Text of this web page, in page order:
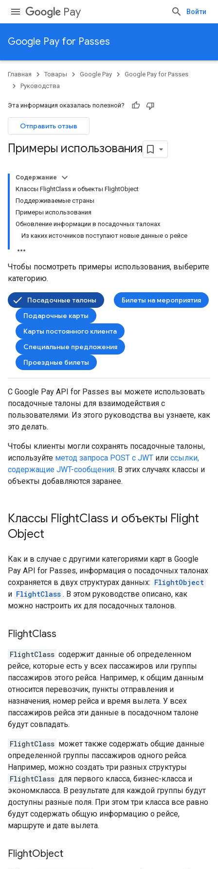
Pay Войти
Google Pay for Passes
Главная Товары Google Pay
Google Pay for Passes
Руководства
Эта информация оказалась полезной?
Отправить отзыв
Примеры использования
Содержание
Классы FlightClass и объекты FlightObject
Поддерживаемые страны
Примеры использования
Обновление информации в посадочных талонах
Из каких источников поступают новые данные о рейсе
Чтобы посмотреть примеры использования, выберите
категорию.
Посадочные талоны
Билеты на мероприятия
Подарочные карты
Карты постоянного клиента
Специальные предложения
Проездные билеты
С Google Pay API for Passes вы можете использовать
посадочные талоны для взаимодействия с
пользователями. Из этого руководства вы узнаете, как
это делать.
Чтобы клиенты могли сохранять посадочные талоны,
используйте метод запроса POST с JWT или ссылки,
содержащие JWT-сообщения. В этих случаях классы и
объекты добавляются заранее.
Классы FlightClass и объекты Flight
Object
Как и в случае с другими категориями карт в Google
Pay API for Passes, информация о посадочных талонах
сохраняется в двух структурах данных: FlightObject
и FlightClass . В этом руководстве описано, как
можно настроить их для посадочных талонов.
FlightClass
FlightClass содержит данные об определенном
рейсе, которые есть у всех пассажиров или группы
пассажиров этого рейса. Например, к общим данным
относится перевозчик, пункты отправления и
назначения, номер рейса и время вылета. У всех
пассажиров рейса эти данные в посадочном талоне
будут совпадать.
FlightClass может также содержать общие данные
определенной группы пассажиров одного рейса.
Например, можно создать три разных структуры
FlightClass для первого класса, бизнес-класса и
экономкласса. В результате для каждой группы будут
доступны разные поля. При этом три класса все равно
будут содержать общую информацию о рейсе,
маршруте и дате вылета.
FlightObject